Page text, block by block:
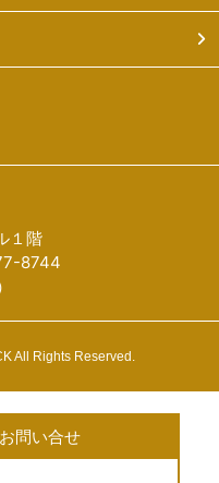
１階
8744
All Rights Reserved.
問い合せ